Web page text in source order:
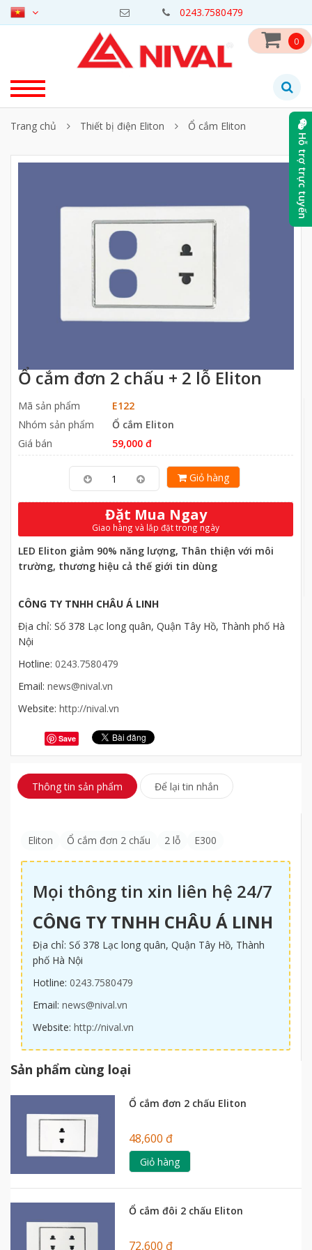
0243.7580479
0
Trang chủ Thiết bị điện Eliton Ổ cắm Eliton
Ổ cắm đơn 2 chấu + 2 lỗ Eliton
Mã sản phẩm
E122
Nhóm sản phẩm
Ổ cắm Eliton
Giá bán
59,000 đ
Giỏ hàng
Đặt Mua Ngay
Giao hàng và lắp đặt trong ngày
LED Eliton giảm 90% năng lượng, Thân thiện với môi
trường, thương hiệu cả thế giới tin dùng
CÔNG TY TNHH CHÂU Á LINH
Địa chỉ: Số 378 Lạc long quân, Quận Tây Hồ, Thành phố Hà
Nội
Hotline: 0243.7580479
Email: news@nival.vn
Website: http://nival.vn
Save
Thông tin sản phẩm Để lại tin nhắn
Eliton Ổ cắm đơn 2 chấu 2 lỗ E300
Mọi thông tin xin liên hệ 24/7
CÔNG TY TNHH CHÂU Á LINH
Địa chỉ: Số 378 Lạc long quân, Quận Tây Hồ, Thành
phố Hà Nội
Hotline: 0243.7580479
Email: news@nival.vn
Website: http://nival.vn
Sản phẩm cùng loại
Ổ cắm đơn 2 chấu Eliton
48,600 đ
Giỏ hàng
Ổ cắm đôi 2 chấu Eliton
72,600 đ
Hỗ trợ trực tuyến